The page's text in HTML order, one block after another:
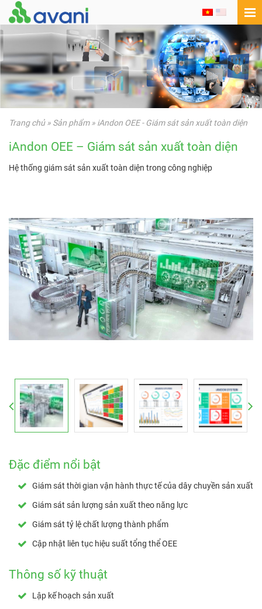
Trang chủ» Sản phẩm» iAndon OEE - Giám sát sản xuất toàn diện
iAndon OEE – Giám sát sản xuất toàn diện
Hệ thống giám sát sản xuất toàn diện trong công nghiệp
Đặc điểm nổi bật
Giám sát thời gian vận hành thực tế của dây chuyền sản xuất
Giám sát sản lượng sản xuất theo năng lực
Giám sát tỷ lệ chất lượng thành phẩm
Cập nhật liên tục hiệu suất tổng thể OEE
Thông số kỹ thuật
Lập kế hoạch sản xuất